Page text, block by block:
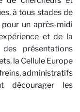
à tous stades de
un après-midi
et de la
présentations
la Cellule Europe
administratifs
décourager les